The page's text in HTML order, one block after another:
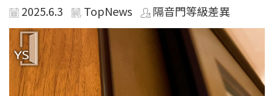
2025.6.3 TopNews 隔音門等級差異